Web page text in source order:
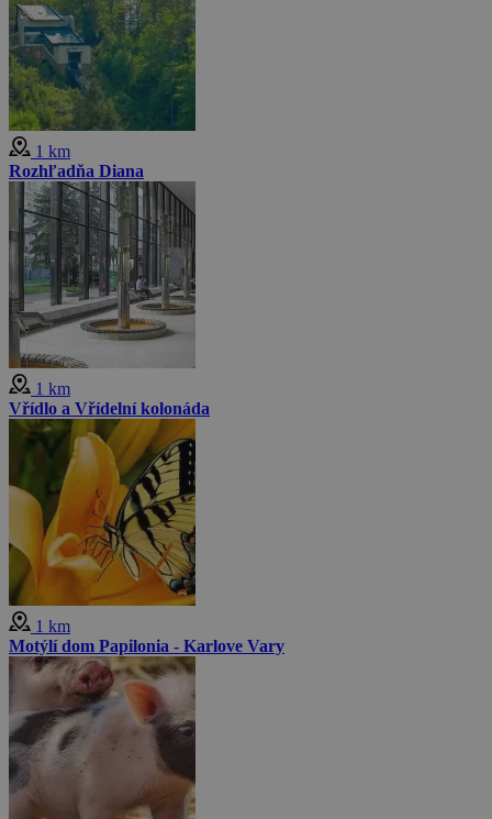
1 km
Rozhľadňa Diana
1 km
Vřídlo a Vřídelní kolonáda
1 km
Motýlí dom Papilonia - Karlove Vary